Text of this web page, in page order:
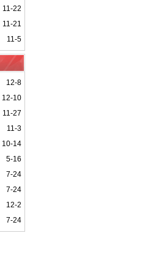
11-22
11-21
11-5
12-8
12-10
11-27
11-3
10-14
5-16
7-24
7-24
12-2
7-24